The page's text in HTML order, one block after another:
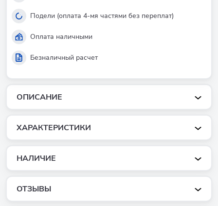
ОПИСАНИЕ
ХАРАКТЕРИСТИКИ
НАЛИЧИЕ
ОТЗЫВЫ
Подели (оплата 4-мя частями без переплат)
Оплата наличными
Безналичный расчет